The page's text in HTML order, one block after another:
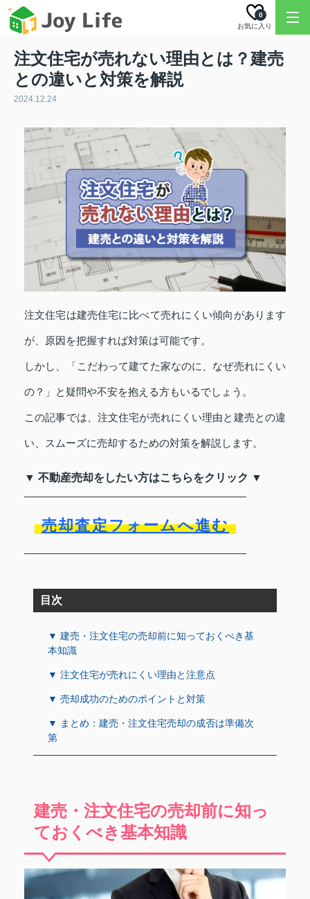
お気に入り
0
注文住宅が売れない理由とは？建売
との違いと対策を解説
2024.12.24
注文住宅は建売住宅に比べて売れにくい傾向があります
が、原因を把握すれば対策は可能です。
しかし、「こだわって建てた家なのに、なぜ売れにくい
の？」と疑問や不安を抱える方もいるでしょう。
この記事では、注文住宅が売れにくい理由と建売との違
い、スムーズに売却するための対策を解説します。
▼ 不動産売却をしたい方はこちらをクリック ▼
売却査定フォームへ進む
目次
▼ 建売・注文住宅の売却前に知っておくべき基
本知識
▼ 注文住宅が売れにくい理由と注意点
▼ 売却成功のためのポイントと対策
▼ まとめ：建売・注文住宅売却の成否は準備次
第
建売・注文住宅の売却前に知っ
ておくべき基本知識